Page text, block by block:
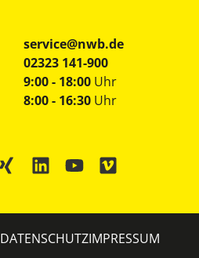
service@nwb.de
02323 141-900
9:00 - 18:00 Uhr
8:00 - 16:30 Uhr
DATENSCHUTZIMPRESSUM